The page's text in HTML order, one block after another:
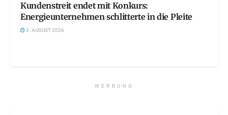
Kundenstreit endet mit Konkurs:
Energieunternehmen schlitterte in die Pleite
3. AUGUST 2026
WERBUNG